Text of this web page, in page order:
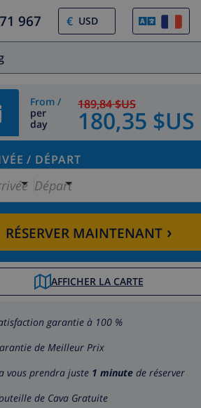
967 €
From /
per
day
189,84 $US
180,35 $US
/ DÉPART
Départ
RÉSERVER MAINTENANT›
AFFICHER LA CARTE
garantie à 100 %
de Meilleur Prix
vous prendra juste 1 minute de réserver
de Cava Gratuite